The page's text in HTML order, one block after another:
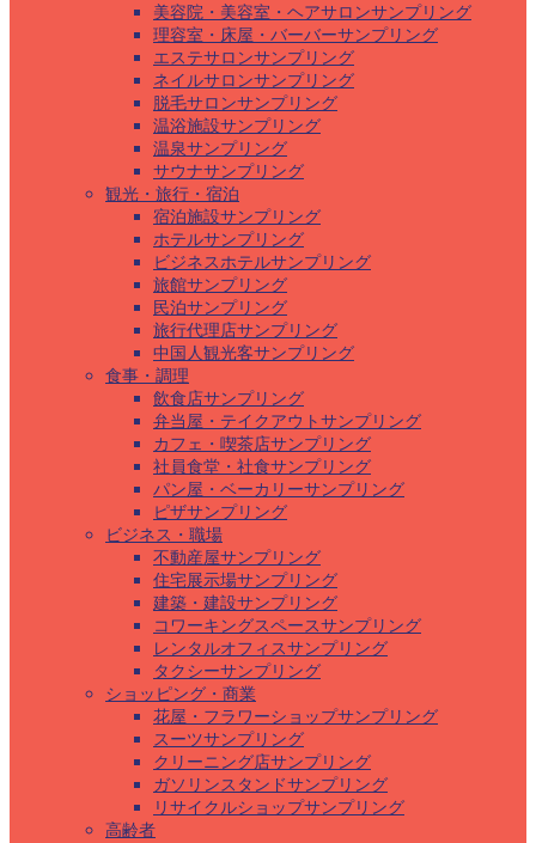
美容院・美容室・ヘアサロンサンプリング
理容室・床屋・バーバーサンプリング
エステサロンサンプリング
ネイルサロンサンプリング
脱毛サロンサンプリング
温浴施設サンプリング
温泉サンプリング
サウナサンプリング
観光・旅行・宿泊
宿泊施設サンプリング
ホテルサンプリング
ビジネスホテルサンプリング
旅館サンプリング
民泊サンプリング
旅行代理店サンプリング
中国人観光客サンプリング
食事・調理
飲食店サンプリング
弁当屋・テイクアウトサンプリング
カフェ・喫茶店サンプリング
社員食堂・社食サンプリング
パン屋・ベーカリーサンプリング
ピザサンプリング
ビジネス・職場
不動産屋サンプリング
住宅展示場サンプリング
建築・建設サンプリング
コワーキングスペースサンプリング
レンタルオフィスサンプリング
タクシーサンプリング
ショッピング・商業
花屋・フラワーショップサンプリング
スーツサンプリング
クリーニング店サンプリング
ガソリンスタンドサンプリング
リサイクルショップサンプリング
高齢者